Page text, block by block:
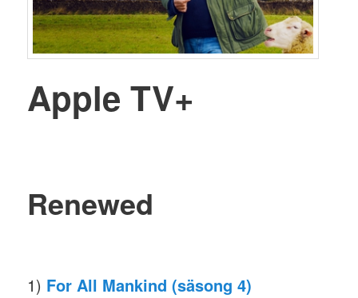
Apple TV+
Renewed
1) For All Mankind (säsong 4)